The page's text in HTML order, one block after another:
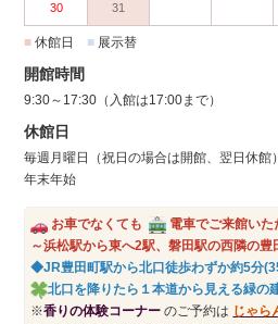
30 31
■ 休館日 ■ 展示替
開館時間
9:30～17:30（入館は17:00まで）
休館日
毎週月曜日（祝日の場合は開館、翌日休館）
年末年始
お車でなくても
電車でご来館いた
～浜松駅から東へ2駅、磐田駅の西隣の豊
◆JR豊田町駅から北口徒歩わずか約5分
北口を降りたら１本道から見える緑の
※香りの体験コーナー のご予約は じゃら